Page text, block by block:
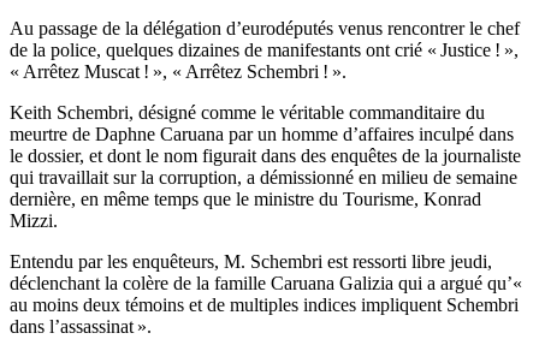
Au passage de la délégation d’eurodéputés venus rencontrer le chef
de la police, quelques dizaines de manifestants ont crié « Justice ! »,
« Arrêtez Muscat ! », « Arrêtez Schembri ! ».
Keith Schembri, désigné comme le véritable commanditaire du
meurtre de Daphne Caruana par un homme d’affaires inculpé dans
le dossier, et dont le nom figurait dans des enquêtes de la journaliste
qui travaillait sur la corruption, a démissionné en milieu de semaine
dernière, en même temps que le ministre du Tourisme, Konrad
Mizzi.
Entendu par les enquêteurs, M. Schembri est ressorti libre jeudi,
déclenchant la colère de la famille Caruana Galizia qui a argué qu’«
au moins deux témoins et de multiples indices impliquent Schembri
dans l’assassinat ».